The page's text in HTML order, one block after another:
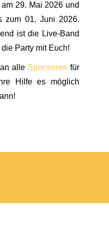
29. Mai 2026 und
zum 01. Juni 2026.
ist die Live-Band
Party mit Euch!
alle Sponsoren für
Hilfe es möglich